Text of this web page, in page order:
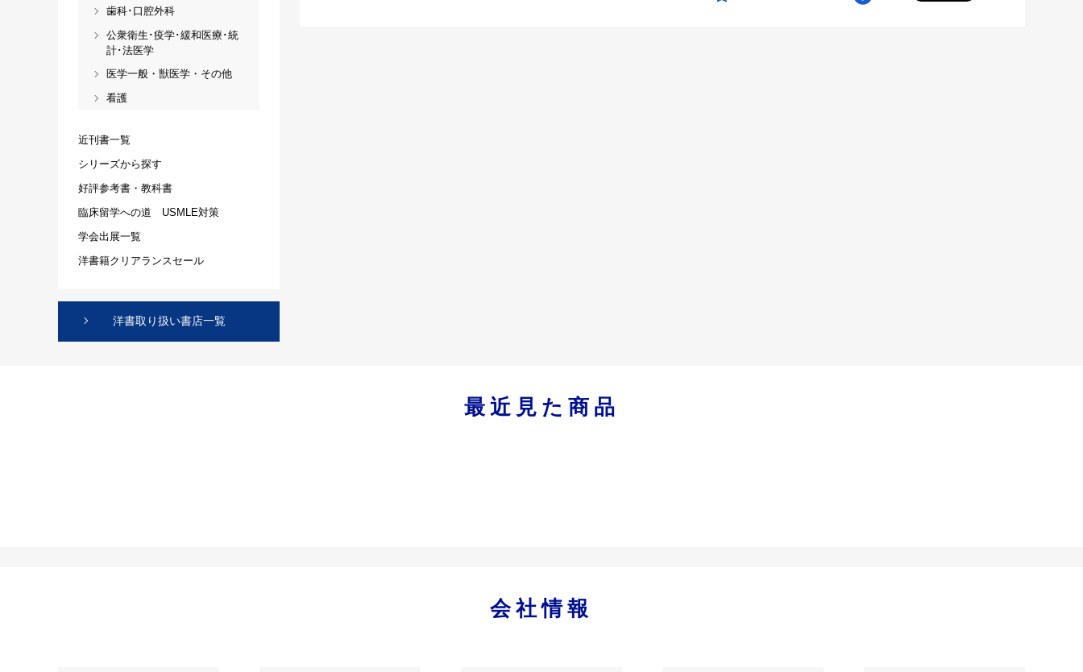
歯科･口腔外科
公衆衛生･疫学･緩和医療･統
計･法医学
医学一般・獣医学・その他
看護
近刊書一覧
シリーズから探す
好評参考書・教科書
臨床留学への道 USMLE対策
学会出展一覧
洋書籍クリアランスセール
洋書取り扱い書店一覧
最近見た商品
会社情報